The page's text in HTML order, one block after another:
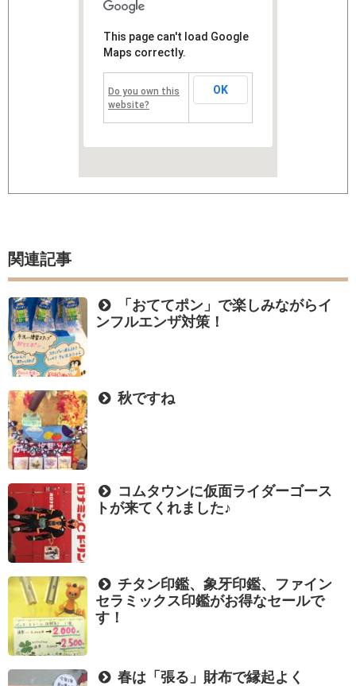
This page can't load Google
Maps correctly.
Do you own this
website?
OK
関連記事
「おててポン」で楽しみながらイ
ンフルエンザ対策！
秋ですね
コムタウンに仮面ライダーゴース
トが来てくれました♪
チタン印鑑、象牙印鑑、ファイン
セラミックス印鑑がお得なセールで
す！
春は「張る」財布で縁起よく